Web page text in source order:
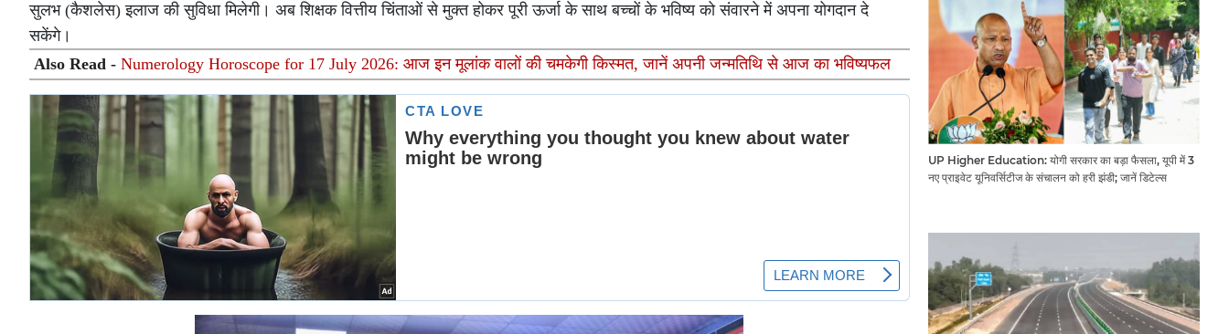
सुलभ (कैशलेस) इलाज की सुविधा मिलेगी। अब शिक्षक वित्तीय चिंताओं से मुक्त होकर पूरी ऊर्जा के साथ बच्चों के भविष्य को संवारने में अपना योगदान दे
सकेंगे।
Also Read - Numerology Horoscope for 17 July 2026: आज इन मूलांक वालों की चमकेगी किस्मत, जानें अपनी जन्मतिथि से आज का भविष्यफल
UP Higher Education: योगी सरकार का बड़ा फैसला, यूपी में 3
नए प्राइवेट यूनिवर्सिटीज के संचालन को हरी झंडी; जानें डिटेल्स